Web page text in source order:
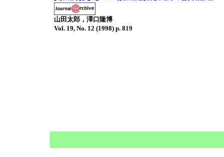
山田太郎，澤口隆博
Vol. 19, No. 12 (1998) p. 819